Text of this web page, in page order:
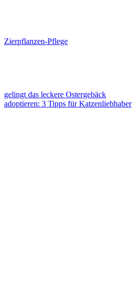
Zierpflanzen-Pflege
gelingt das leckere Ostergebäck
adoptieren: 3 Tipps für Katzenliebhaber